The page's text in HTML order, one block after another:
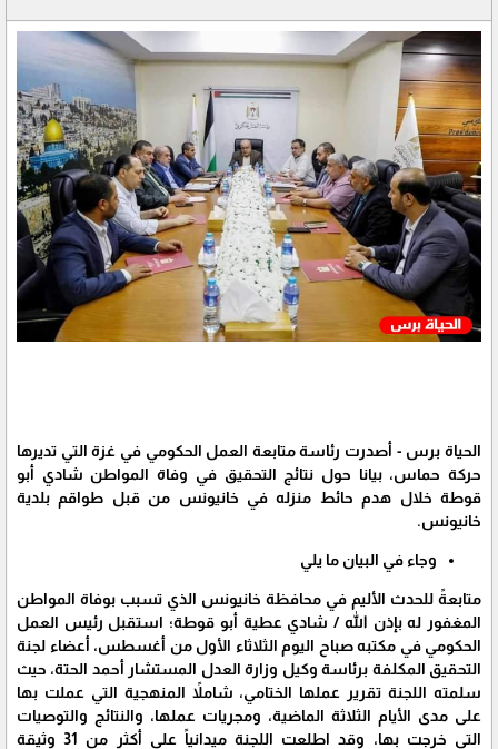
الحياة برس - أصدرت رئاسة متابعة العمل الحكومي في غزة التي تديرها
حركة حماس، بيانا حول نتائج التحقيق في وفاة المواطن شادي أبو
قوطة خلال هدم حائط منزله في خانيونس من قبل طواقم بلدية
خانيونس.
وجاء في البيان ما يلي
متابعةً للحدث الأليم في محافظة خانيونس الذي تسبب بوفاة المواطن
المغفور له بإذن الله / شادي عطية أبو قوطة؛ استقبل رئيس العمل
الحكومي في مكتبه صباح اليوم الثلاثاء الأول من أغسطس، أعضاء لجنة
التحقيق المكلفة برئاسة وكيل وزارة العدل المستشار أحمد الحتة، حيث
سلمته اللجنة تقرير عملها الختامي، شاملاً المنهجية التي عملت بها
على مدى الأيام الثلاثة الماضية، ومجريات عملها، والنتائج والتوصيات
التي خرجت بها، وقد اطلعت اللجنة ميدانياً على أكثر من 31 وثيقة